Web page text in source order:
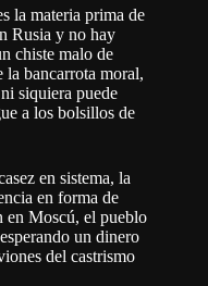
la materia prima de
Rusia y no hay
chiste malo de
la bancarrota moral,
siquiera puede
a los bolsillos de
en sistema, la
en forma de
en Moscú, el pueblo
un dinero
del castrismo